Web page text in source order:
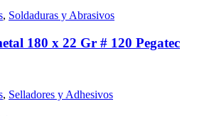
, Soldaduras y Abrasivos
180 x 22 Gr # 120 Pegatec
, Selladores y Adhesivos